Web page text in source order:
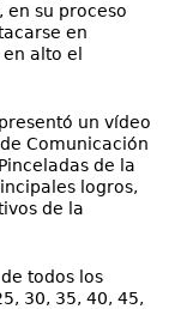
en su proceso
en
alto el
un vídeo
Comunicación
de la
logros,
de la
todos los
30, 35, 40, 45,